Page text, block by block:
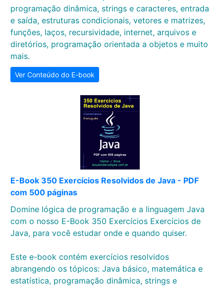
programação dinâmica, strings e caracteres, entrada
e saída, estruturas condicionais, vetores e matrizes,
funções, laços, recursividade, internet, arquivos e
diretórios, programação orientada a objetos e muito
mais.
Ver Conteúdo do E-book
E-Book 350 Exercícios Resolvidos de Java - PDF
com 500 páginas
Domine lógica de programação e a linguagem Java
com o nosso E-Book 350 Exercícios Exercícios de
Java, para você estudar onde e quando quiser.
Este e-book contém exercícios resolvidos
abrangendo os tópicos: Java básico, matemática e
estatística, programação dinâmica, strings e